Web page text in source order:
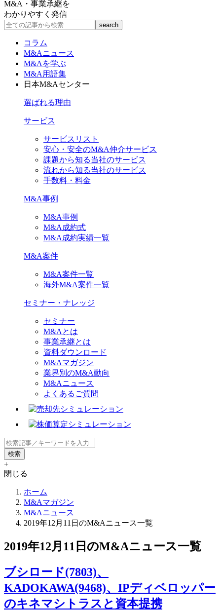
M&A・事業承継を
わかりやすく発信
コラム
M&Aニュース
M&Aを学ぶ
M&A用語集
日本M&Aセンター
選ばれる理由
サービス
サービスリスト
安心・安全のM&A仲介サービス
課題から知る当社のサービス
流れから知る当社のサービス
手数料・料金
M&A事例
M&A事例
M&A成約式
M&A成約実績一覧
M&A案件
M&A案件一覧
海外M&A案件一覧
セミナー・ナレッジ
セミナー
M&Aとは
事業承継とは
資料ダウンロード
M&Aマガジン
業界別のM&A動向
M&Aニュース
よくあるご質問
+
閉じる
ホーム
M&Aマガジン
M&Aニュース
2019年12月11日のM&Aニュース一覧
2019年12月11日のM&Aニュース一覧
ブシロード(7803)、
KADOKAWA(9468)、IPディベロッパー
のキネマシトラスと資本提携